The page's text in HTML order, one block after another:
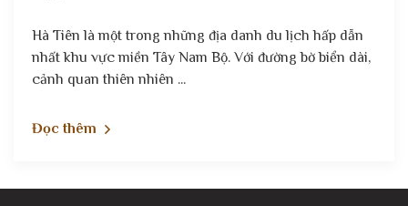
Hà Tiên là một trong những địa danh du lịch hấp dẫn
nhất khu vực miền Tây Nam Bộ. Với đường bờ biển dài,
cảnh quan thiên nhiên ...
Đọc thêm